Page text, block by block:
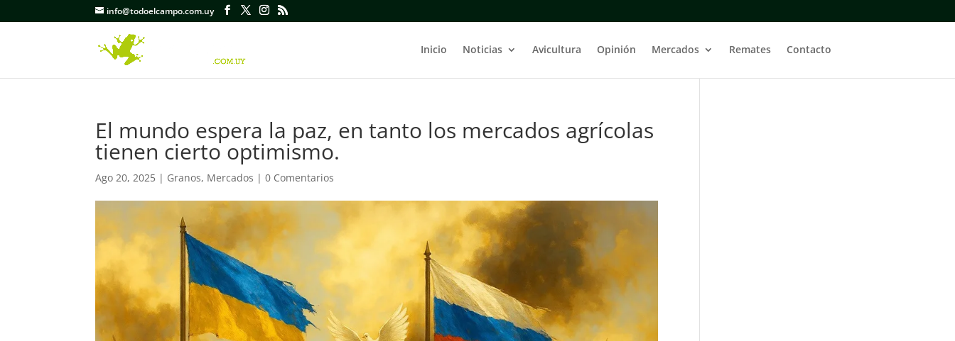
info@todoelcampo.com.uy
Inicio Noticias Avicultura Opinión Mercados Remates Contacto
El mundo espera la paz, en tanto los mercados agrícolas
tienen cierto optimismo.
Ago 20, 2025 | Granos, Mercados |0 Comentarios